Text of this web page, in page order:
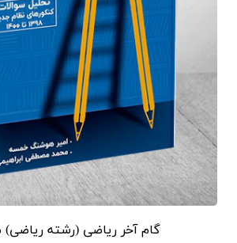
گام آخر ریاضی (رشته ریاضی)